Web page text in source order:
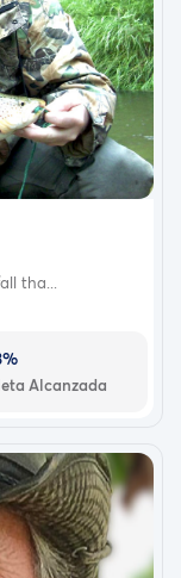
tha...
Alcanzada